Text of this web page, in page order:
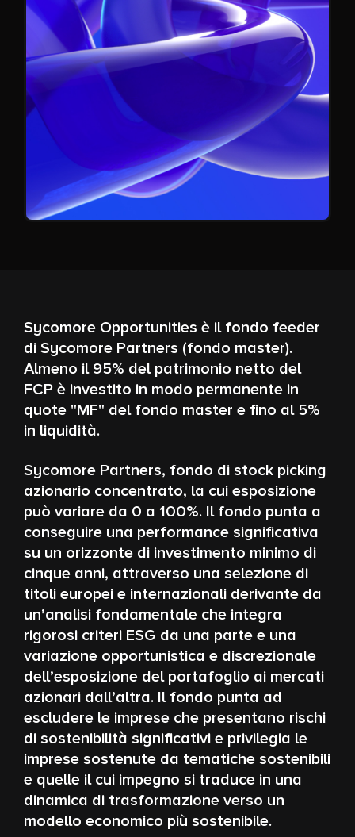
Sycomore Opportunities è il fondo feeder
di Sycomore Partners (fondo master).
Almeno il 95% del patrimonio netto del
FCP è investito in modo permanente in
quote "MF" del fondo master e fino al 5%
in liquidità.
Sycomore Partners, fondo di stock picking
azionario concentrato, la cui esposizione
può variare da 0 a 100%. Il fondo punta a
conseguire una performance significativa
su un orizzonte di investimento minimo di
cinque anni, attraverso una selezione di
titoli europei e internazionali derivante da
un’analisi fondamentale che integra
rigorosi criteri ESG da una parte e una
variazione opportunistica e discrezionale
dell’esposizione del portafoglio ai mercati
azionari dall’altra. Il fondo punta ad
escludere le imprese che presentano rischi
di sostenibilità significativi e privilegia le
imprese sostenute da tematiche sostenibili
e quelle il cui impegno si traduce in una
dinamica di trasformazione verso un
modello economico più sostenibile.